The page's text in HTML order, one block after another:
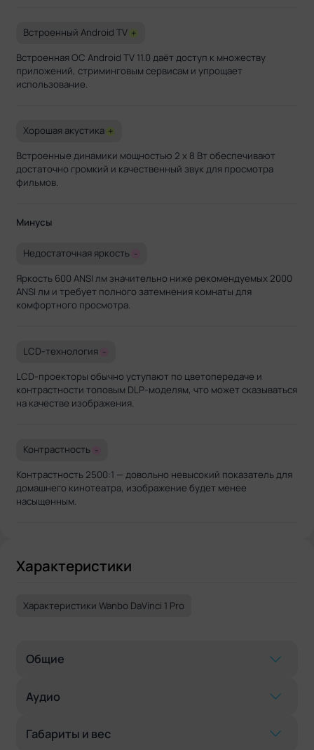
Встроенный Android TV +
Встроенная ОС Android TV 11.0 даёт доступ к множеству
приложений, стриминговым сервисам и упрощает
использование.
Хорошая акустика +
Встроенные динамики мощностью 2 x 8 Вт обеспечивают
достаточно громкий и качественный звук для просмотра
фильмов.
Минусы
Недостаточная яркость -
Яркость 600 ANSI лм значительно ниже рекомендуемых 2000
ANSI лм и требует полного затемнения комнаты для
комфортного просмотра.
LCD-технология -
LCD-проекторы обычно уступают по цветопередаче и
контрастности топовым DLP-моделям, что может сказываться
на качестве изображения.
Контрастность -
Контрастность 2500:1 — довольно невысокий показатель для
домашнего кинотеатра, изображение будет менее
насыщенным.
Характеристики
Характеристики Wanbo DaVinci 1 Pro
Общие
Аудио
Габариты и вес